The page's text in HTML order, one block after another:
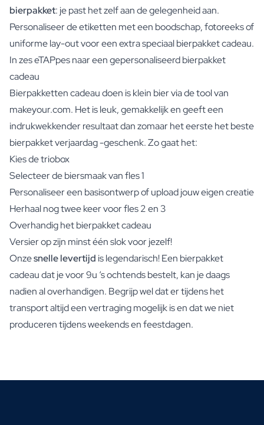
bierpakket: je past het zelf aan de gelegenheid aan.
Personaliseer de etiketten met een boodschap, fotoreeks of
uniforme lay-out voor een extra speciaal bierpakket cadeau.
In zes eTAPpes naar een gepersonaliseerd bierpakket
cadeau
Bierpakketten cadeau doen is klein bier via de tool van
makeyour.com. Het is leuk, gemakkelijk en geeft een
indrukwekkender resultaat dan zomaar het eerste het beste
bierpakket verjaardag -geschenk. Zo gaat het:
Kies de triobox
Selecteer de biersmaak van fles 1
Personaliseer een basisontwerp of upload jouw eigen creatie
Herhaal nog twee keer voor fles 2 en 3
Overhandig het bierpakket cadeau
Versier op zijn minst één slok voor jezelf!
Onzesnelle levertijd is legendarisch! Een bierpakket
cadeau dat je voor 9u ‘s ochtends bestelt, kan je daags
nadien al overhandigen. Begrijp wel dat er tijdens het
transport altijd een vertraging mogelijk is en dat we niet
produceren tijdens weekends en feestdagen.